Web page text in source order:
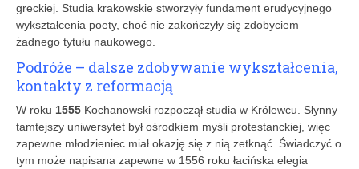
greckiej. Studia krakowskie stworzyły fundament erudycyjnego
wykształcenia poety, choć nie zakończyły się zdobyciem
żadnego tytułu naukowego.
Podróże – dalsze zdobywanie wykształcenia,
kontakty z reformacją
W roku 1555 Kochanowski rozpoczął studia w Królewcu. Słynny
tamtejszy uniwersytet był ośrodkiem myśli protestanckiej, więc
zapewne młodzieniec miał okazję się z nią zetknąć. Świadczyć o
tym może napisana zapewne w 1556 roku łacińska elegia